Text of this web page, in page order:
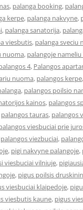
, palanga booking,
kerpe, palanga nakvyne,
, palanga sanatorija,
viesbutis, palanga sveciu
nuoma, palangoje
4, Palangos
nuoma, palangos kerpe,
, palangos poilsio
kainos, palangos
palangos tauras, palangos
viesbuciai prie
palangos viezbuciai,
, pigi nakvyne palangoje,
viesbuciai vilniuje,
, pigus poilsis
viesbuciai klaipedoje,
viesbutis kaune, pigus